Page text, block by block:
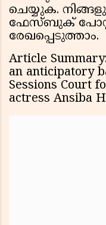
ചെയ്യുക.
ഫേസ്ബുക്
രേഖപ്പെടുത്താം.
Article
an anticipatory
Sessions Court
actress Ansiba